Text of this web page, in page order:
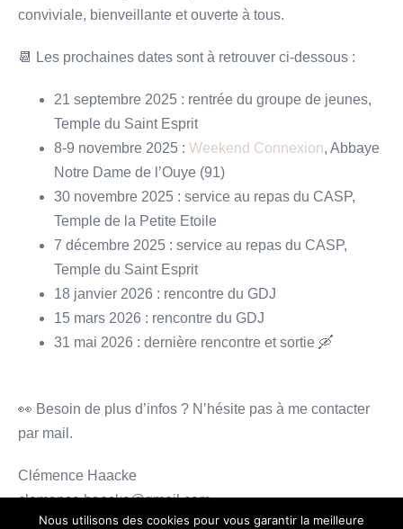
conviviale, bienveillante et ouverte à tous.
📆 Les prochaines dates sont à retrouver ci-dessous :
21 septembre 2025 : rentrée du groupe de jeunes,
Temple du Saint Esprit
8-9 novembre 2025 : Weekend Connexion, Abbaye
Notre Dame de l’Ouye (91)
30 novembre 2025 : service au repas du CASP,
Temple de la Petite Etoile
7 décembre 2025 : service au repas du CASP,
Temple du Saint Esprit
18 janvier 2026 : rencontre du GDJ
15 mars 2026 : rencontre du GDJ
31 mai 2026 : dernière rencontre et sortie 🛶
👀 Besoin de plus d’infos ? N’hésite pas à me contacter
par mail.
Clémence Haacke
clemence.haacke@gmail.com
Nous utilisons des cookies pour vous garantir la meilleure